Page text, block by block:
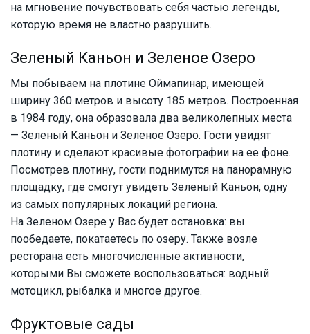
на мгновение почувствовать себя частью легенды,
которую время не властно разрушить.
Зеленый Каньон и Зеленое Озеро
Мы побываем на плотине Оймапинар, имеющей
ширину 360 метров и высоту 185 метров. Построенная
в 1984 году, она образовала два великолепных места
— Зеленый Каньон и Зеленое Озеро. Гости увидят
плотину и сделают красивые фотографии на ее фоне.
Посмотрев плотину, гости поднимутся на панорамную
площадку, где смогут увидеть Зеленый Каньон, одну
из самых популярных локаций региона.
На Зеленом Озере у Вас будет остановка: вы
пообедаете, покатаетесь по озеру. Также возле
ресторана есть многочисленные активности,
которыми Вы сможете воспользоваться: водный
мотоцикл, рыбалка и многое другое.
Фруктовые сады